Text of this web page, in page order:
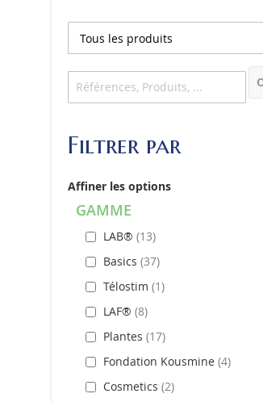
Filtrer par
Affiner les options
GAMME
LAB® 13
Basics 37
Télostim 1
LAF® 8
Plantes 17
Fondation Kousmine 4
Cosmetics 2